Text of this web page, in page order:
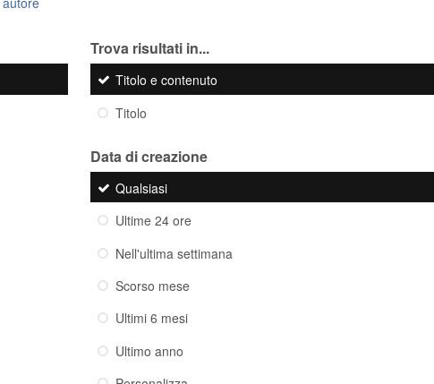
Trova risultati in...
Titolo e contenuto
Titolo
Data di creazione
Qualsiasi
Ultime 24 ore
Nell'ultima settimana
Scorso mese
Ultimi 6 mesi
Ultimo anno